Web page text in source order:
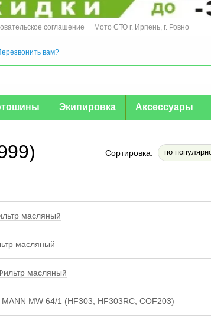
соглашение
Мото СТО г. Ирпень, г. Ровно
вам?
Экипировка Аксессуары
Сортировка: по
масляный
масляный
масляный
MW 64/1 (HF303, HF303RC, COF203)